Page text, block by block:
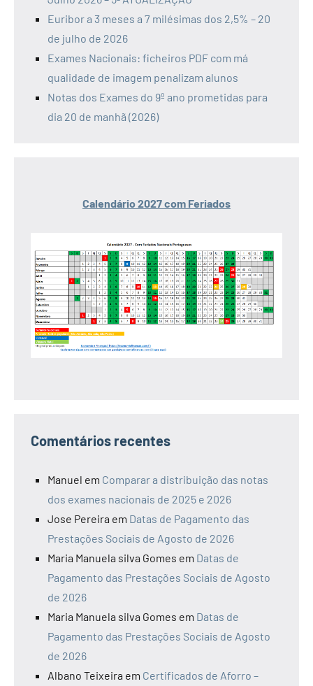
Euribor a 3 meses a 7 milésimas dos 2,5% – 20
de julho de 2026
Exames Nacionais: ficheiros PDF com má
qualidade de imagem penalizam alunos
Notas dos Exames do 9º ano prometidas para
dia 20 de manhã (2026)
Calendário 2027 com Feriados
Comentários recentes
Manuel em Comparar a distribuição das notas
dos exames nacionais de 2025 e 2026
Jose Pereira em Datas de Pagamento das
Prestações Sociais de Agosto de 2026
Maria Manuela silva Gomes em Datas de
Pagamento das Prestações Sociais de Agosto
de 2026
Maria Manuela silva Gomes em Datas de
Pagamento das Prestações Sociais de Agosto
de 2026
Albano Teixeira em Certificados de Aforro –